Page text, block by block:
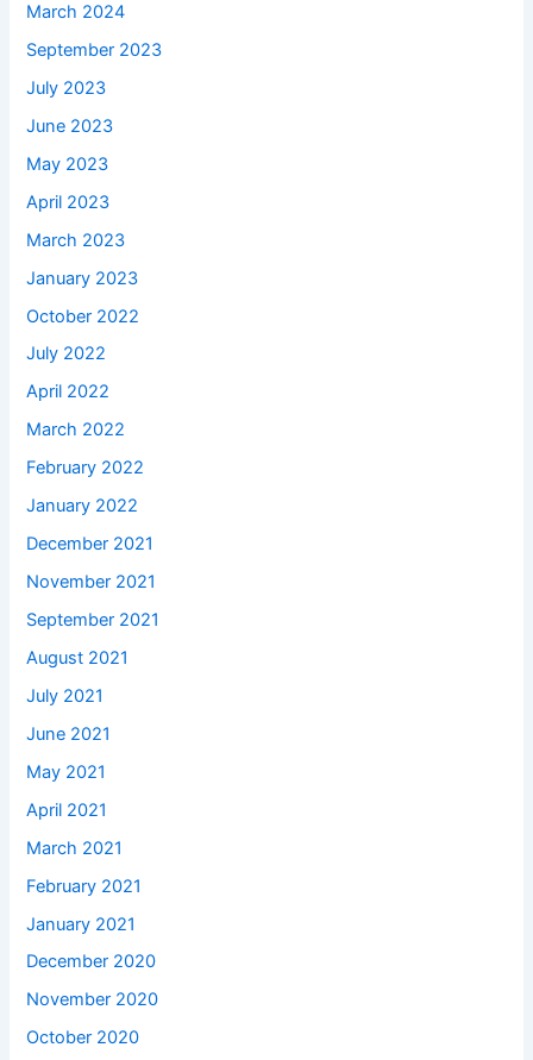
March 2024
September 2023
July 2023
June 2023
May 2023
April 2023
March 2023
January 2023
October 2022
July 2022
April 2022
March 2022
February 2022
January 2022
December 2021
November 2021
September 2021
August 2021
July 2021
June 2021
May 2021
April 2021
March 2021
February 2021
January 2021
December 2020
November 2020
October 2020